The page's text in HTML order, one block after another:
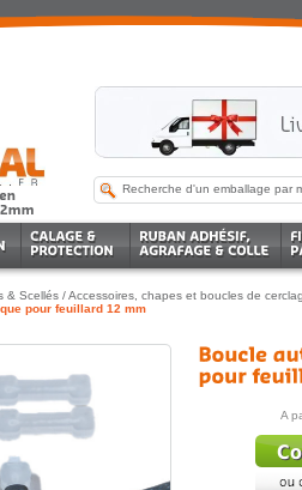
& Scellés /Accessoires, chapes et boucles de
pour feuillard 12 mm
A